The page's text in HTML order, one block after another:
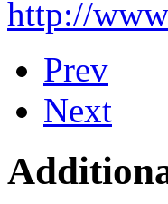
http://
Prev
Next